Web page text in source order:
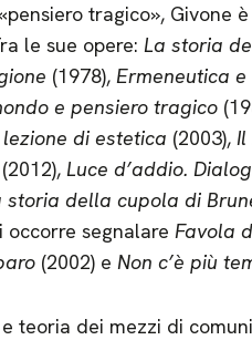
tragico», Givone
le sue opere: La storia
(1978), Ermeneutica e
e pensiero tragico
di estetica (2003),Il
(2012), Luce d’addio.
storia della cupola di
segnalare Favola
(2002) e Non c’è più
teoria dei mezzi di